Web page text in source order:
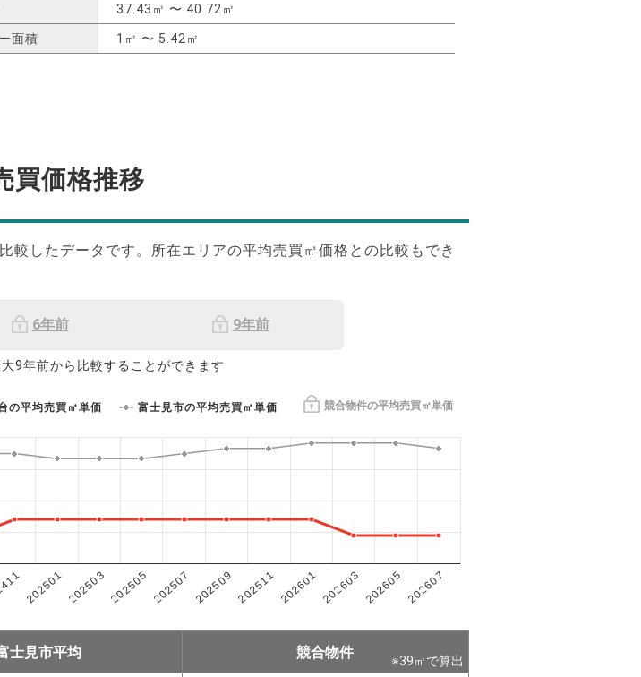
37.43㎡ 〜 40.72㎡
面積 1㎡ 〜 5.42㎡
買価格推移
較したデータです。所在エリアの平均売買㎡価格との比較もでき
6年前 9年前
9年前から比較することができます
競合物件の平均売買㎡単価
の平均売買㎡単価 富士見市の平均売買㎡単価
202501202503202505 202507 202509202511202601202603 202605 202607
士見市平均 競合物件 ※39㎡で算出